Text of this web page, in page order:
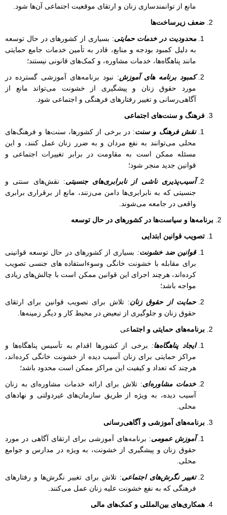
مانع از توانمندسازی زنان و ارتقای موقعیت اجتماعی آن‌ها شود.
ضعف زیرساخت‌ها
محدودیت در خدمات حمایتی: بسیاری از کشورهای در حال توسعه
به دلیل کمبود بودجه و منابع، قادر به تأمین خدمات جامع حمایتی
مانند پناهگاه‌ها، خدمات مشاوره، و کمک‌های قانونی نیستند؛
کمبود برنامه های آموزش: نبود برنامه‌های آموزشی گسترده در
مورد حقوق زنان و پیشگیری از خشونت می‌تواند مانع از
آگاهی‌رسانی و تغییر رفتارهای فرهنگی و اجتماعی شود.
فرهنگ و سنت‌های اجتماعی
نقش فرهنگ و سنت: در برخی از کشورها، سنت‌ها و فرهنگ‌های
محلی می‌توانند به نفع مردان و به ضرر زنان عمل کنند، و این
مسئله ممکن است به مقاومت در برابر تغییرات اجتماعی و
قوانین جدید منجر شود؛
آسیب‌پذیری ناشی از نابرابری‌های جنسیتی: نقش‌های سنتی و
جنسیتی که به نابرابری‌ها دامن می‌زنند، مانع از برقراری برابری
واقعی در جامعه می‌شوند.
برنامه‌ها و سیاست‌ها در کشورهای در حال توسعه
تصویب قوانین ابتدایی
قوانین ضد خشونت: بسیاری از کشورهای در حال توسعه قوانینی
برای مقابله با خشونت خانگی وسوءاستفاده های جنسی تصویب
کرده‌اند، هرچند اجرای این قوانین ممکن است با چالش‌های زیادی
مواجه باشد؛
حمایت از حقوق زنان: تلاش برای تصویب قوانین برای ارتقای
حقوق زنان و جلوگیری از تبعیض در محیط کار و دیگر زمینه‌ها.
برنامه‌های حمایتی و اجتماعی
ایجاد پناهگاه‌ها: برخی از کشورها اقدام به تأسیس پناهگاه‌ها و
مراکز حمایتی برای زنان آسیب دیده از خشونت خانگی کرده‌اند،
هرچند که تعداد و کیفیت این مراکز ممکن است محدود باشد؛
خدمات مشاوره‌ای: تلاش برای ارائه خدمات مشاوره‌ای به زنان
آسیب دیده، به ویژه از طریق سازمان‌های غیردولتی و نهادهای
محلی.
برنامه‌های آموزشی و آگاهی‌رسانی
آموزش عمومی: برنامه‌های آموزشی برای ارتقای آگاهی در مورد
حقوق زنان و پیشگیری از خشونت، به ویژه در مدارس و جوامع
محلی.
تغییر نگرش‌های اجتماعی: تلاش برای تغییر نگرش‌ها و رفتارهای
فرهنگی که به نفع خشونت علیه زنان عمل می‌کنند.
همکاری‌های بین‌المللی و کمک‌های مالی